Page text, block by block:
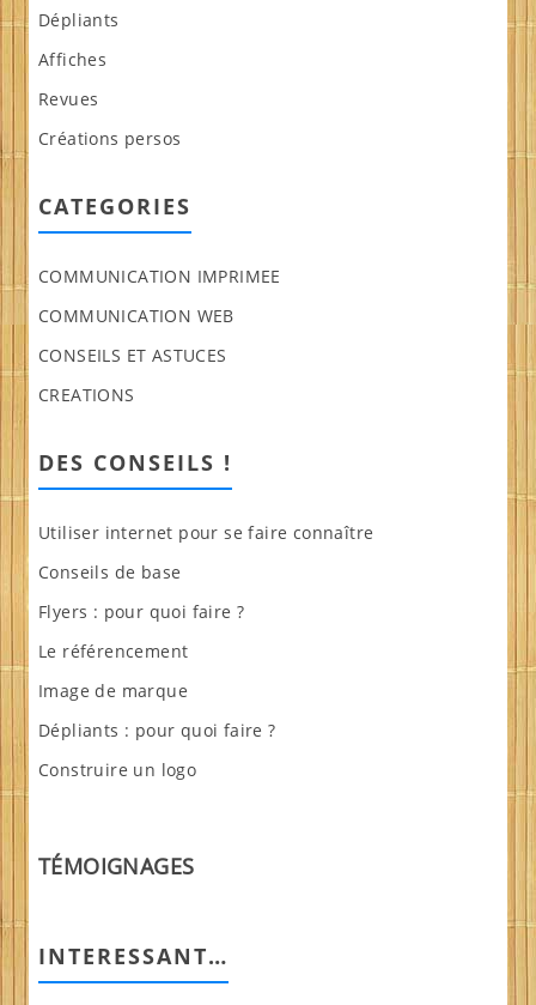
Dépliants
Affiches
Revues
Créations persos
CATEGORIES
COMMUNICATION IMPRIMEE
COMMUNICATION WEB
CONSEILS ET ASTUCES
CREATIONS
DES CONSEILS !
Utiliser internet pour se faire connaître
Conseils de base
Flyers : pour quoi faire ?
Le référencement
Image de marque
Dépliants : pour quoi faire ?
Construire un logo
TÉMOIGNAGES
INTERESSANT…